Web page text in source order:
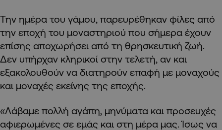
Την ημέρα του γάμου, παρευρέθηκαν φίλες από
την εποχή του μοναστηριού που σήμερα έχουν
επίσης αποχωρήσει από τη θρησκευτική ζωή.
Δεν υπήρχαν κληρικοί στην τελετή, αν και
εξακολουθούν να διατηρούν επαφή με μοναχούς
και μοναχές εκείνης της εποχής.
«Λάβαμε πολλή αγάπη, μηνύματα και προσευχές
αφιερωμένες σε εμάς και στη μέρα μας. Ίσως να